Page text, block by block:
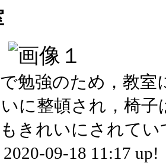
勉強のため，教室
に整頓され，椅
きれいにされて
2020-09-18 11:17 up!